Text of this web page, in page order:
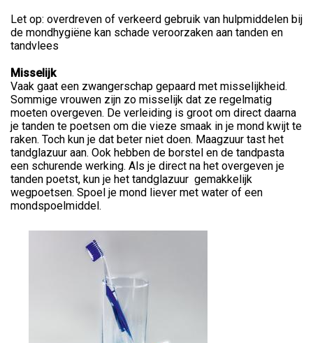
Let op: overdreven of verkeerd gebruik van hulpmiddelen bij
de mondhygiëne kan schade veroorzaken aan tanden en
tandvlees
Misselijk
Vaak gaat een zwangerschap gepaard met misselijkheid.
Sommige vrouwen zijn zo misselijk dat ze regelmatig
moeten overgeven. De verleiding is groot om direct daarna
je tanden te poetsen om die vieze smaak in je mond kwijt te
raken. Toch kun je dat beter niet doen. Maagzuur tast het
tandglazuur aan. Ook hebben de borstel en de tandpasta
een schurende werking. Als je direct na het overgeven je
tanden poetst, kun je het tandglazuur gemakkelijk
wegpoetsen. Spoel je mond liever met water of een
mondspoelmiddel.